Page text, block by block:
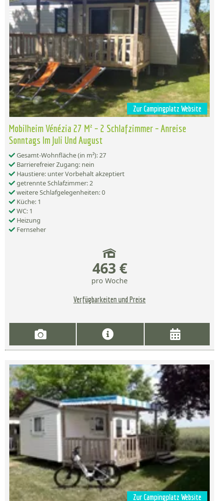
Zur Campingplatz Website
Mobilheim Vénézia 27 M² – 2 Schlafzimmer – Anreise
Sonntags Im Juli Und August
Gesamt-Wohnfläche (in m²): 27
Barrierefreier Zugang: nein
Haustiere: unter Vorbehalt akzeptiert
getrennte Schlafzimmer: 2
weitere Schlafgelegenheiten: 0
Küche: 1
WC: 1
Heizung
Fernseher
463 €
pro Woche
Verfügbarkeiten und Preise
Zur Campingplatz Website